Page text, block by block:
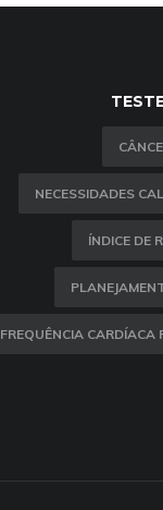
NECESSIDADES
ÍNDICE DE
FREQUÊNCIA CARDÍACA